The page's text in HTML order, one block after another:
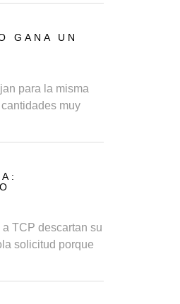
GANA UN
para la misma
muy
TCP descartan su
solicitud porque